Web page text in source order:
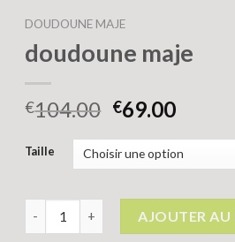
DOUDOUNE MAJE
doudoune maje
€104.00 €69.00
Taille
AJOUTER AU